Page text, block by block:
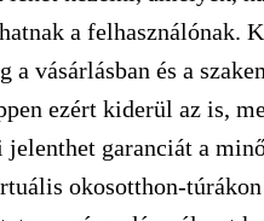
a felhasználónak.
a vásárlásban és a
ezért kiderül az is,
jelenthet garanciát a
okosotthon-